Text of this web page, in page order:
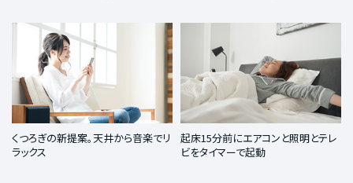
くつろぎの新提案。天井から音楽でリ
ラックス
起床15分前にエアコンと照明とテレ
ビをタイマーで起動